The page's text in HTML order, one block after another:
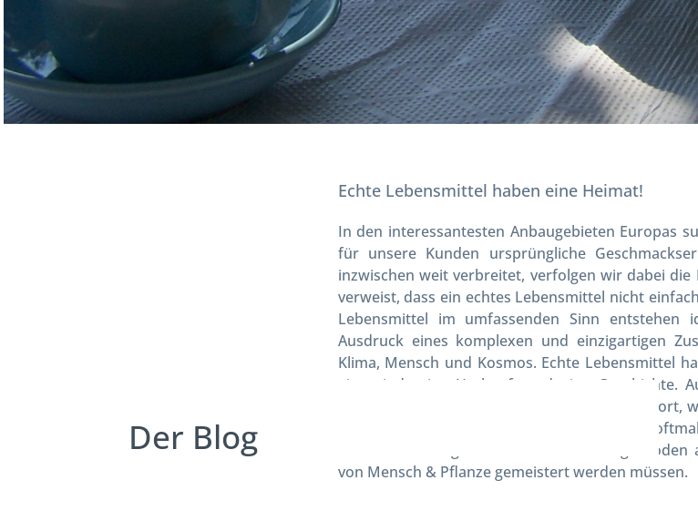
Der Blog
Echte Lebensmittel haben eine Heimat!
In den interessantesten Anbaugebieten Europas
für unsere Kunden ursprüngliche
inzwischen weit verbreitet, verfolgen wir dabei
verweist, dass ein echtes Lebensmittel nicht
Lebensmittel im umfassenden Sinn entstehen
Ausdruck eines komplexen und einzigartigen
Klima, Mensch und Kosmos. Echte Lebensmittel
eine eindeutige Herkunft und eine Geschichte.
ausgeprägtesten Qualitäten nicht unbedingt dort,
angebaut werden können, sondern
Herausforderungen und selbst schwierige
von Mensch & Pflanze gemeistert werden müssen.